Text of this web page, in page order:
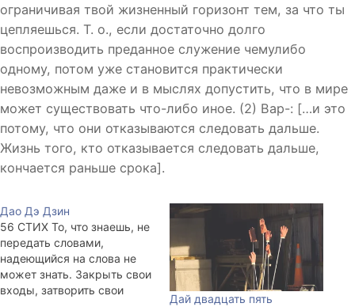
ограничивая твой жизненный горизонт тем, за что ты
цепляешься. Т. о., если достаточно долго
воспроизводить преданное служение чемулибо
одному, потом уже становится практически
невозможным даже и в мыслях допустить, что в мире
может существовать что-либо иное. (2) Вар-: […и это
потому, что они отказываются следовать дальше.
Жизнь того, кто отказывается следовать дальше,
кончается раньше срока].
Дао Дэ Дзин
56 СТИХ То, что знаешь, не
передать словами,
надеющийся на слова не
может знать. Закрыть свои
входы, затворить свои
Дай двадцать пять